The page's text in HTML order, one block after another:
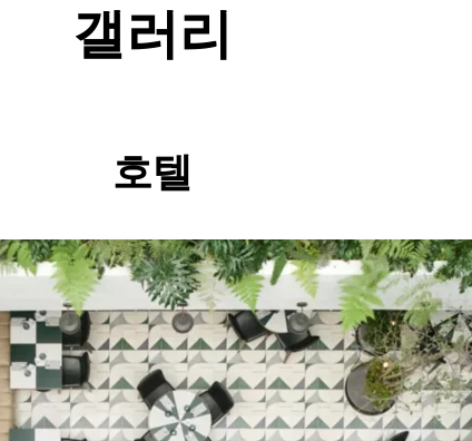
갤러리
호텔